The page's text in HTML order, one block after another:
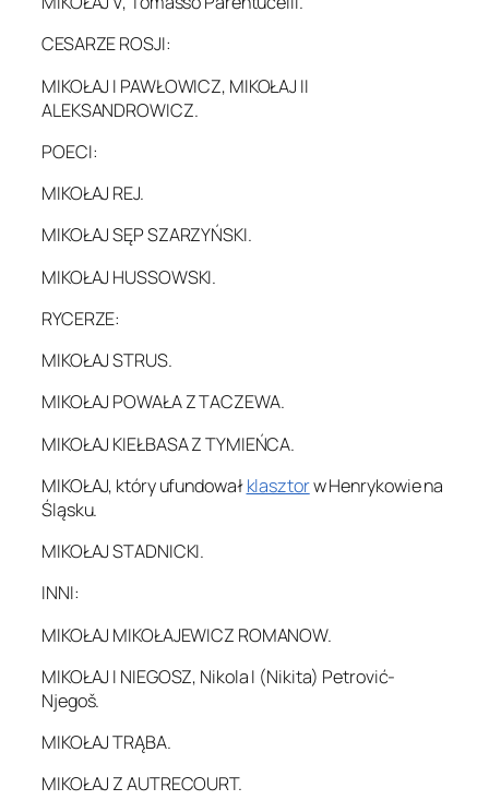
CESARZE ROSJI:
MIKOŁAJ I PAWŁOWICZ, MIKOŁAJ II
ALEKSANDROWICZ.
POECI:
MIKOŁAJ REJ.
MIKOŁAJ SĘP SZARZYŃSKI.
MIKOŁAJ HUSSOWSKI.
RYCERZE:
MIKOŁAJ STRUS.
MIKOŁAJ POWAŁA Z TACZEWA.
MIKOŁAJ KIEŁBASA Z TYMIEŃCA.
MIKOŁAJ, który ufundowałklasztorw Henrykowie na
Śląsku.
MIKOŁAJ STADNICKI.
INNI:
MIKOŁAJ MIKOŁAJEWICZ ROMANOW.
MIKOŁAJ I NIEGOSZ, Nikola I (Nikita) Petrović-
Njegoš.
MIKOŁAJ TRĄBA.
MIKOŁAJ Z AUTRECOURT.